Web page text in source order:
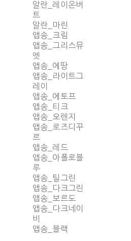
알란_레이온버
트
알란_마린
앱송_크림
앱송_그리스뮤
엣
앱송_에땅
앱송_라이트그
레이
앱송_에토프
앱송_티크
앱송_오렌지
앱송_로즈디꾸
르
앱송_레드
앱송_아폴로블
루
앱송_틸그린
앱송_다크그린
앱송_보르도
앱송_다크네이
비
앱송_블랙